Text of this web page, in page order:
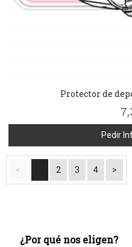
¿Por qué nos eligen?
Protector de
Pedir
< 2 3 4 >